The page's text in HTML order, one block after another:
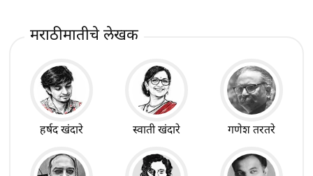
मराठीमातीचे लेखक
हर्षद खंदारे स्वाती खंदारे गणेश तरतरे